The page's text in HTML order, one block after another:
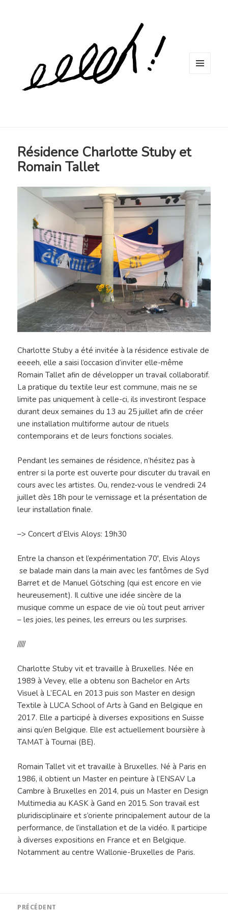
Résidence Charlotte Stuby et
Romain Tallet
Charlotte Stuby a été invitée à la résidence estivale de
eeeeh, elle a saisi l’occasion d’inviter elle-même
Romain Tallet afin de développer un travail collaboratif.
La pratique du textile leur est commune, mais ne se
limite pas uniquement à celle-ci, ils investiront l’espace
durant deux semaines du 13 au 25 juillet afin de créer
une installation multiforme autour de rituels
contemporains et de leurs fonctions sociales.
Pendant les semaines de résidence, n’hésitez pas à
entrer si la porte est ouverte pour discuter du travail en
cours avec les artistes. Ou, rendez-vous le vendredi 24
juillet dès 18h pour le vernissage et la présentation de
leur installation finale.
–> Concert d’Elvis Aloys: 19h30
Entre la chanson et l’expérimentation 70′, Elvis Aloys
se balade main dans la main avec les fantômes de Syd
Barret et de Manuel Götsching (qui est encore en vie
heureusement). Il cultive une idée sincère de la
musique comme un espace de vie où tout peut arriver
– les joies, les peines, les erreurs ou les surprises.
/////
Charlotte Stuby vit et travaille à Bruxelles. Née en
1989 à Vevey, elle a obtenu son Bachelor en Arts
Visuel à L’ECAL en 2013 puis son Master en design
Textile à LUCA School of Arts à Gand en Belgique en
2017. Elle a participé à diverses expositions en Suisse
ainsi qu’en Belgique. Elle est actuellement boursière à
TAMAT à Tournai (BE).
Romain Tallet vit et travaille à Bruxelles. Né à Paris en
1986, il obtient un Master en peinture à l’ENSAV La
Cambre à Bruxelles en 2014, puis un Master en Design
Multimedia au KASK à Gand en 2015. Son travail est
pluridisciplinaire et s’oriente principalement autour de la
performance, de l’installation et de la vidéo. Il participe
à diverses expositions en France et en Belgique.
Notamment au centre Wallonie-Bruxelles de Paris.
PRÉCÉDENT